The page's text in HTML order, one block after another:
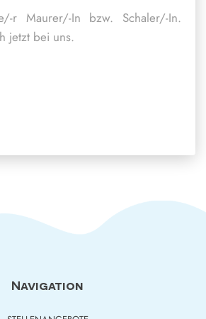
r Maurer/-In bzw. Schaler/-In.
jetzt bei uns.
Navigation